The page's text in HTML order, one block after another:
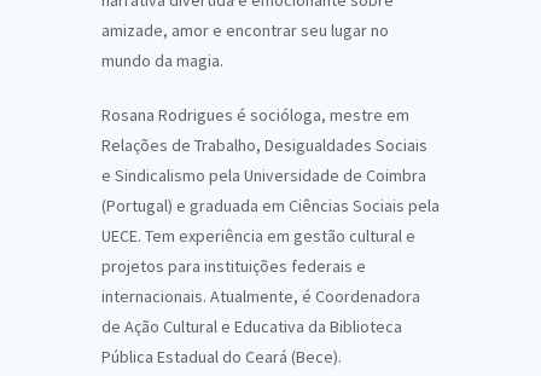
amizade, amor e encontrar seu lugar no
mundo da magia.
Rosana Rodrigues é socióloga, mestre em
Relações de Trabalho, Desigualdades Sociais
e Sindicalismo pela Universidade de Coimbra
(Portugal) e graduada em Ciências Sociais pela
UECE. Tem experiência em gestão cultural e
projetos para instituições federais e
internacionais. Atualmente, é Coordenadora
de Ação Cultural e Educativa da Biblioteca
Pública Estadual do Ceará (Bece).